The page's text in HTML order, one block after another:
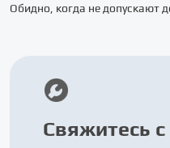
Обидно, когда не допускают
Свяжитесь